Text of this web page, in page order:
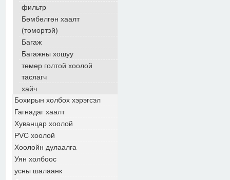
фильтр
Бөмбөлгөн хаалт
(төмөртэй)
Багаж
Багажны хошуу
төмөр голтой хоолой
таслагч
хайч
Бохирын холбох хэрэгсэл
Гагнадаг хаалт
Хуванцар хоолой
PVC хоолой
Хоолойн дулаалга
Уян холбоос
усны шалаанк